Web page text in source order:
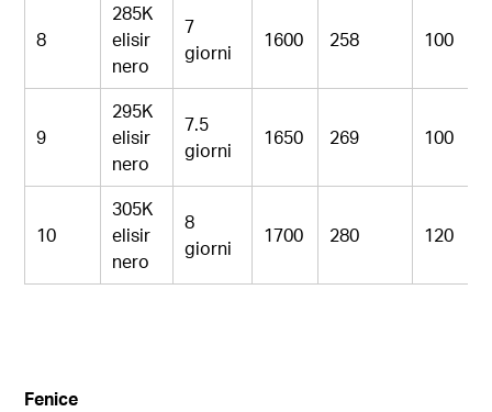
8
285K
elisir
nero
7
giorni
1600 258 100
9
295K
elisir
nero
7.5
giorni
1650 269 100
10
305K
elisir
nero
8
giorni
1700 280 120
Fenice